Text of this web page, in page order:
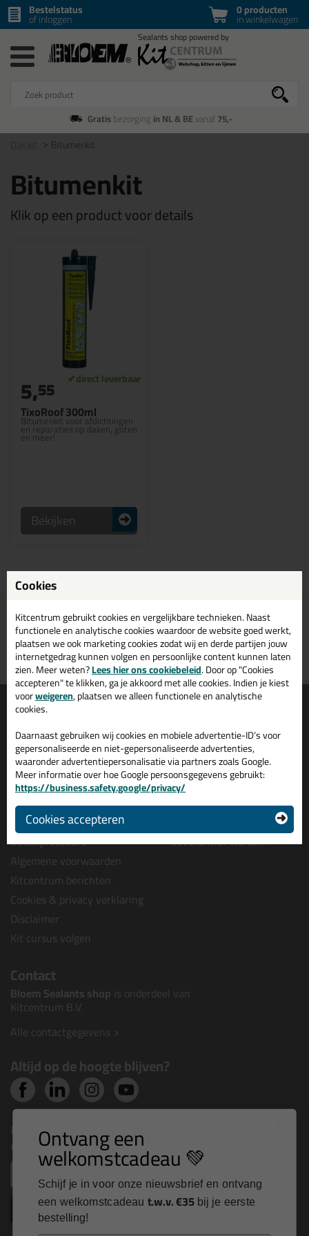
0 producten
in winkelwagen
Bestelstatus
of inloggen
Gratisbezorging in NL & BEvanaf75,-
Bitumenkit
Bitumenkit
Klik op een product voor details
TixoRoof 300ml
Bitumenkit voor afdichtingen
en reparaties op daken, goten
en meer!
5,55
Bekijken
Voor 21:00 uur besteld
morgen in huis
Gratisbezorging inNL & BE
vanaf75,-
Grootste assortiment
uit voorraad leverbaar
PostNL afhaalpunt: kies zelf
wanneer je afhaalt
Informatie
Keuzehulpen
Acties
Levertijd & Bezorging
Retourneren & Annuleren
Veel gestelde vragen (FAQ)
Bestelprocedure
Algemene voorwaarden
Kitcentrum berichten
Cookies & privacy verklaring
Disclaimer
Kit cursus volgen
Over ons
Vacatures bij kitcentrum.nl
Over Kitcentrum.nl
Maatschappelijk
Winkelmand
Leverancier worden?
Contact
Bloem Sealants shop is onderdeel van
Kitcentrum B.V.
Alle contactgegevens >
Altijd op de hoogte blijven?
Nieuws, tips en exclusieve deals rechtstreeks in je
inbox
Inschrijven
Cookies
Kitcentrum gebruikt cookies en vergelijkbare technieken. Naast
functionele en analytische cookies waardoor de website goed werkt,
plaatsen we ook marketing cookies zodat wij en derde partijen jouw
internetgedrag kunnen volgen en persoonlijke content kunnen laten
zien. Meer weten?Lees hier ons cookiebeleid. Door op "Cookies
accepteren" te klikken, ga je akkoord met alle cookies. Indien je kiest
voorweigeren, plaatsen we alleen functionele en analytische
cookies.
Daarnaast gebruiken wij cookies en mobiele advertentie-ID’s voor
gepersonaliseerde en niet-gepersonaliseerde advertenties,
waaronder advertentiepersonalisatie via partners zoals Google.
Meer informatie over hoe Google persoonsgegevens gebruikt:
https://business.safety.google/privacy/
Cookies accepteren
Ontvang een
welkomstcadeau 💚
Schijf je in voor onze nieuwsbrief en ontvang
een welkomstcadeau t.w.v. €35 bij je eerste
bestelling!